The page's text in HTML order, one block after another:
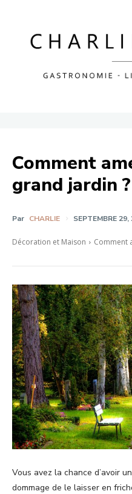
Comment
grand jardin ?
Par CHARLIE SEPTEMBRE 29,
Décoration et Maison Comment
Vous avez la chance d’avoir
dommage de le laisser en